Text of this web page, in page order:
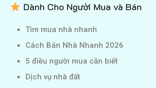
Dành Cho Người Mua và Bán
Tìm mua nhà nhanh
Cách Bán Nhà Nhanh 2026
5 điều người mua cần biết
Dịch vụ nhà đất